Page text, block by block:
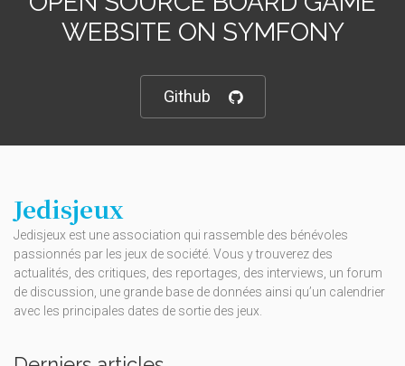
WEBSITE ON SYMFONY
Github
Jedisjeux
Jedisjeux est une association qui rassemble des bénévoles
passionnés par les jeux de société. Vous y trouverez des
actualités, des critiques, des reportages, des interviews, un forum
de discussion, une grande base de données ainsi qu’un calendrier
avec les principales dates de sortie des jeux.